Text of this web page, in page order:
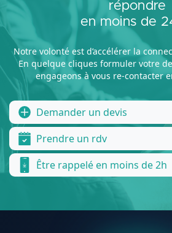
répondre
en moins de
Notre volonté est d’accélérer la
En quelque cliques formuler votre
engageons à vous re-contacter
Demander un devis
Prendre un rdv
Être rappelé en moins de 2h